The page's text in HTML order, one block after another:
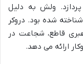
پردازد. ولش به دلیل
شده بود. دروکر
قاطع، شجاعت در
ارائه می دهد.